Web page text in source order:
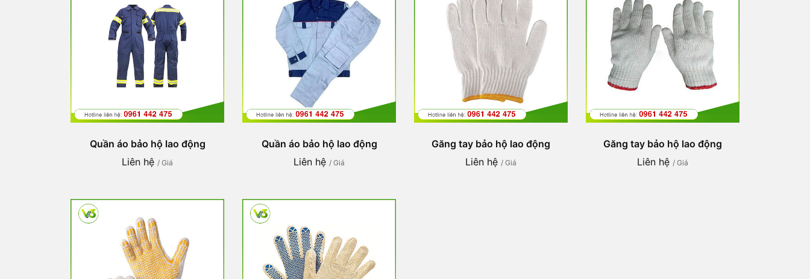
Quần áo bảo hộ lao động
Liên hệ / Giá
Quần áo bảo hộ lao động
Liên hệ / Giá
Găng tay bảo hộ lao động
Liên hệ / Giá
Găng tay bảo hộ lao động
Liên hệ / Giá